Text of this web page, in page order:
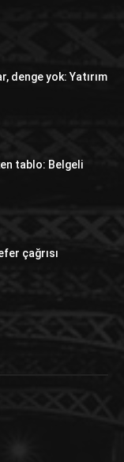
denge yok: Yatırım
tablo: Belgeli
çağrısı